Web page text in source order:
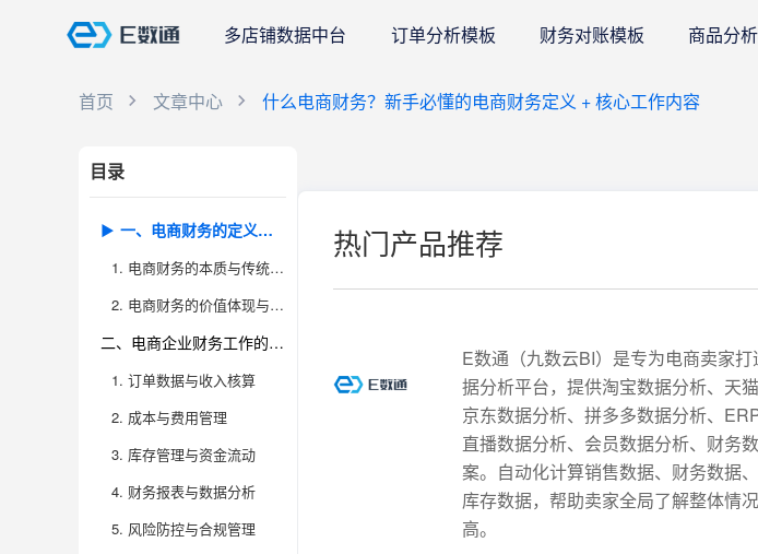
多店铺数据中台 订单分析模板 财务对账模板 商品分
首页 文章中心 什么电商财务？新手必懂的电商财务定义 + 核心工作内容
目录
一、电商财务的定义与独特价值
1. 电商财务的本质与传统财务的区别
2. 电商财务的价值体现与现实挑战
二、电商企业财务工作的核心内容详解
1. 订单数据与收入核算
2. 成本与费用管理
3. 库存管理与资金流动
4. 财务报表与数据分析
5. 风险防控与合规管理
么
电
财
务？
热门产品推荐
E数通（九数云BI）是专为电商卖家
据分析平台，提供淘宝数据分析、天猫
京东数据分析、拼多多数据分析、
直播数据分析、会员数据分析、财务
案。自动化计算销售数据、财务数据、
库存数据，帮助卖家全局了解整体情
高。